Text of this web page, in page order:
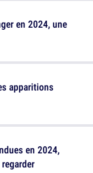
apparitions
en 2024, une
en 2024,